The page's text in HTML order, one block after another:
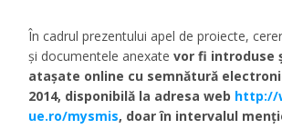
În cadrul prezentului apel de proiecte,
și documentele anexatevor fi introduse
atașate online cu semnătură
2014, disponibilă la adresa web http://
ue.ro/mysmis, doar în intervalul